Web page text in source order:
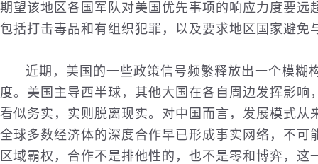
期望该地区各国军队对美国优先事项的响应力度要
包括打击毒品和有组织犯罪，以及要求地区国家避
近期，美国的一些政策信号频繁释放出一个模糊
度。美国主导西半球，其他大国在各自周边发挥影
看似务实，实则脱离现实。对中国而言，发展模式
全球多数经济体的深度合作早已形成事实网络，不
区域霸权，合作不是排他性的，也不是零和博弈，